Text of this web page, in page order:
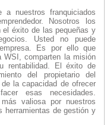
a nuestros franquiciados
Nosotros los
el éxito de las pequeñas y
Usted no puede
Es por ello que
WSI, comparten la misión
rentabilidad. El éxito de
del propietario del
la capacidad de ofrecer
esas necesidades.
más valiosa por nuestros
herramientas de gestión y